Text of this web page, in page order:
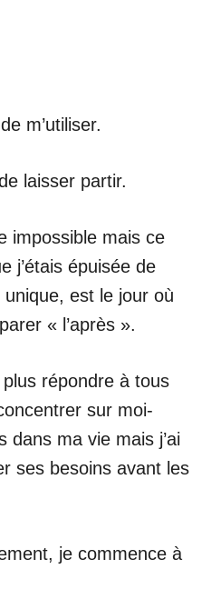
m’utiliser.
laisser partir.
impossible mais ce
j’étais épuisée de
est le jour où
« l’après ».
répondre à tous
sur moi-
dans ma vie mais j’ai
ses besoins avant les
je commence à